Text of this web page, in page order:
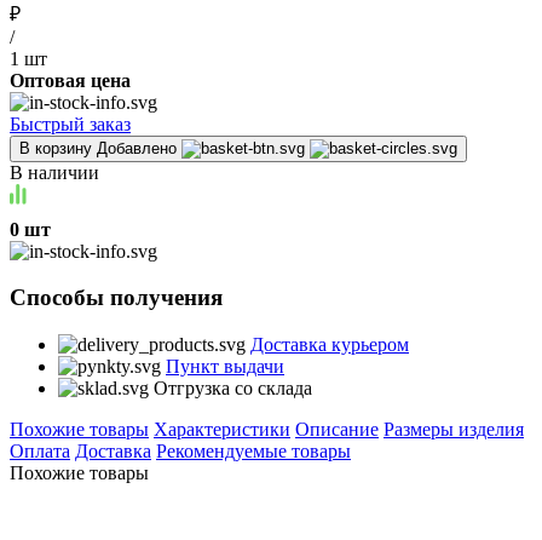
₽
/
1 шт
Оптовая цена
Быстрый заказ
В корзину Добавлено
В наличии
0 шт
Способы получения
Доставка курьером
Пункт выдачи
Отгрузка со склада
Похожие товары Характеристики Описание Размеры изделия
Оплата Доставка Рекомендуемые товары
Похожие товары